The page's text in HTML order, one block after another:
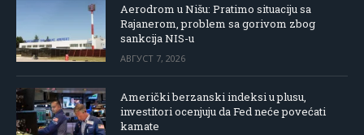
Aerodrom u Nišu: Pratimo situaciju sa
Rajanerom, problem sa gorivom zbog
sankcija NIS-u
АВГУСТ 7, 2026
Američki berzanski indeksi u plusu,
investitori ocenjuju da Fed neće povećati
kamate